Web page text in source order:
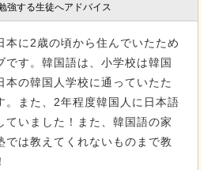
強する生徒へアドバイス
本に2歳の頃から住んでいたため
です。韓国語は、小学校は韓国
本の韓国人学校に通っていたた
。また、2年程度韓国人に日本語
ていました！また、韓国語の家
では教えてくれないものまで教